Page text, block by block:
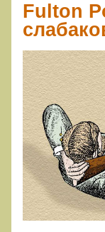
Fulton